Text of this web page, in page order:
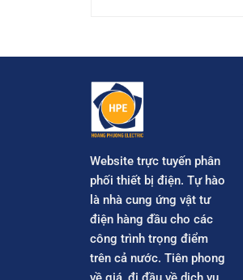
Website trực tuyến phân
phối thiết bị điện. Tự hào
là nhà cung ứng vật tư
điện hàng đầu cho các
công trình trọng điểm
trên cả nước. Tiên phong